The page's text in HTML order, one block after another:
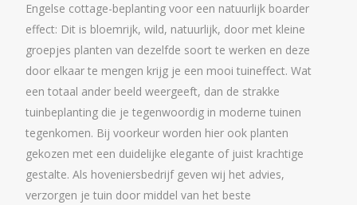
Engelse cottage-beplanting voor een natuurlijk boarder
effect: Dit is bloemrijk, wild, natuurlijk, door met kleine
groepjes planten van dezelfde soort te werken en deze
door elkaar te mengen krijg je een mooi tuineffect. Wat
een totaal ander beeld weergeeft, dan de strakke
tuinbeplanting die je tegenwoordig in moderne tuinen
tegenkomen. Bij voorkeur worden hier ook planten
gekozen met een duidelijke elegante of juist krachtige
gestalte. Als hoveniersbedrijf geven wij het advies,
verzorgen je tuin door middel van het beste